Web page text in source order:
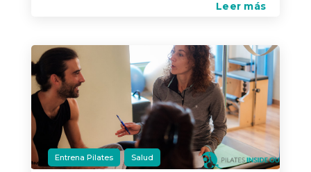
Leer más
Entrena Pilates Salud